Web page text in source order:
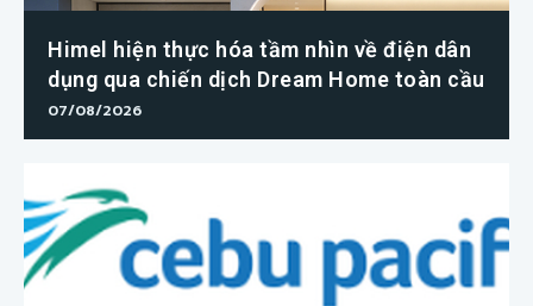
Himel hiện thực hóa tầm nhìn về điện dân
dụng qua chiến dịch Dream Home toàn cầu
07/08/2026